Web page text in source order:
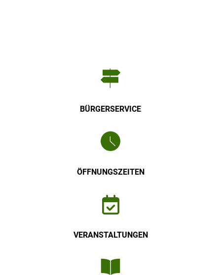
BÜRGERSERVICE
ÖFFNUNGSZEITEN
VERANSTALTUNGEN